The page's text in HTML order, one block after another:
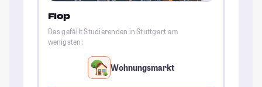
Flop
Das gefällt Studierenden in Stuttgart am
wenigsten:
Wohnungsmarkt